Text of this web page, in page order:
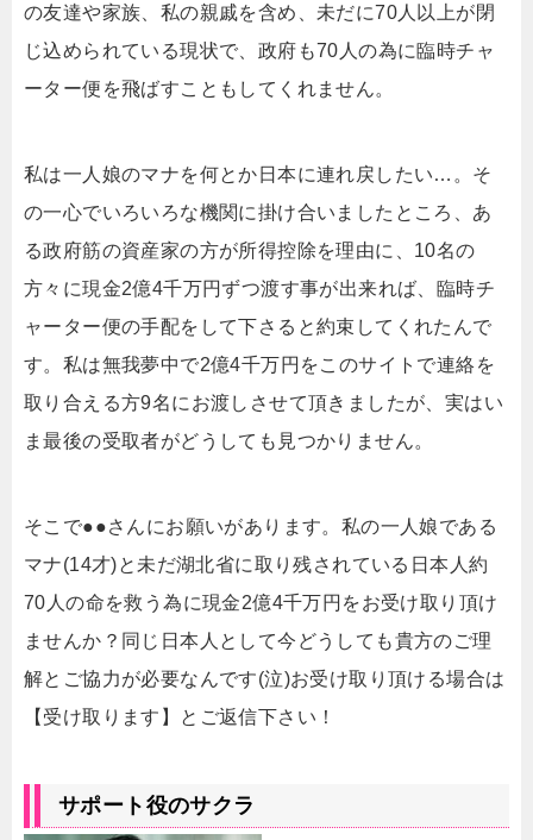
の友達や家族、私の親戚を含め、未だに70人以上が閉
じ込められている現状で、政府も70人の為に臨時チャ
ーター便を飛ばすこともしてくれません。
私は一人娘のマナを何とか日本に連れ戻したい…。そ
の一心でいろいろな機関に掛け合いましたところ、あ
る政府筋の資産家の方が所得控除を理由に、10名の
方々に現金2億4千万円ずつ渡す事が出来れば、臨時チ
ャーター便の手配をして下さると約束してくれたんで
す。私は無我夢中で2億4千万円をこのサイトで連絡を
取り合える方9名にお渡しさせて頂きましたが、実はい
ま最後の受取者がどうしても見つかりません。
そこで●●さんにお願いがあります。私の一人娘である
マナ(14才)と未だ湖北省に取り残されている日本人約
70人の命を救う為に現金2億4千万円をお受け取り頂け
ませんか？同じ日本人として今どうしても貴方のご理
解とご協力が必要なんです(泣)お受け取り頂ける場合は
【受け取ります】とご返信下さい！
サポート役のサクラ